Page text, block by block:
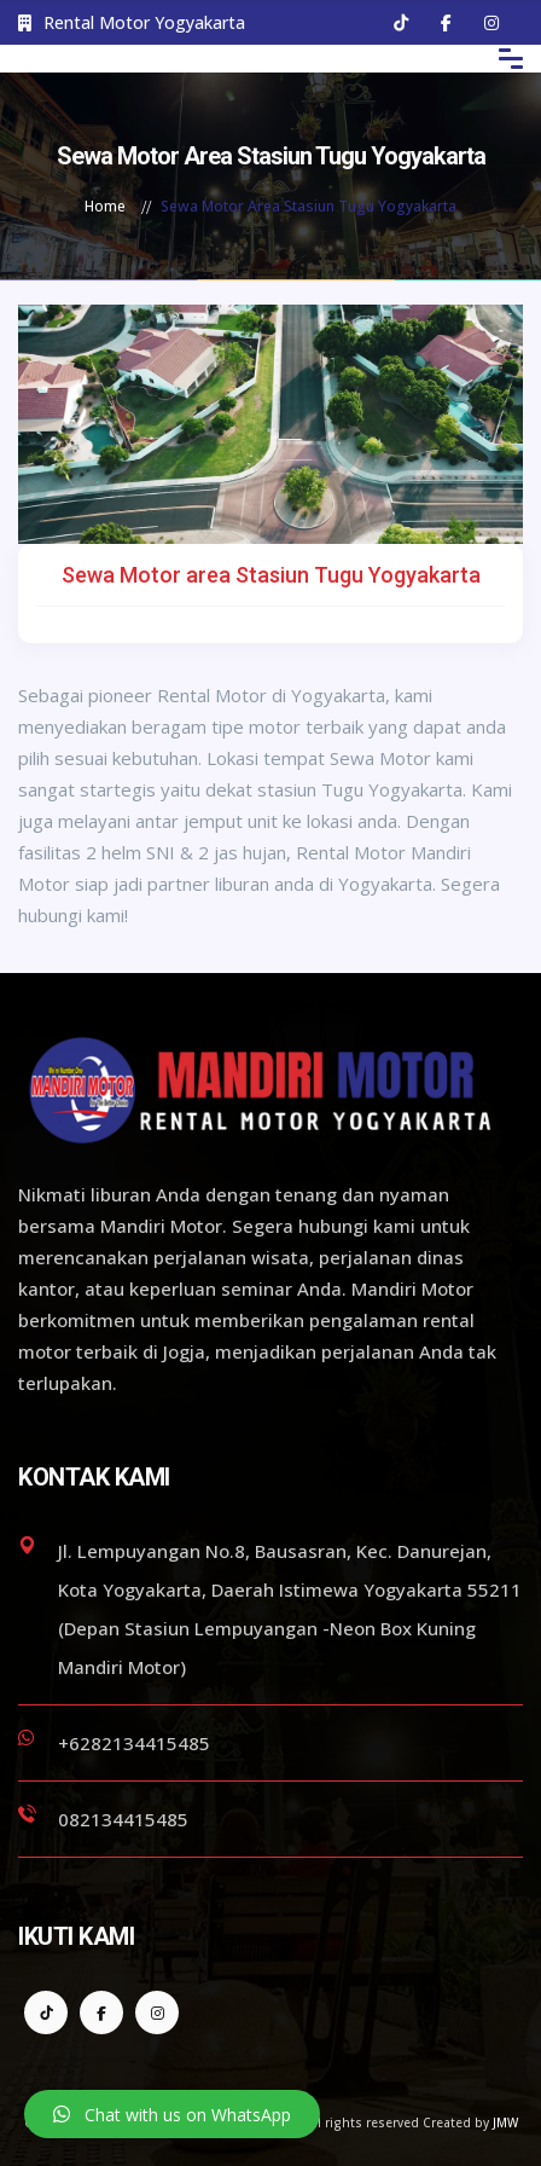
Rental Motor Yogyakarta
Sewa Motor Area Stasiun Tugu Yogyakarta
Home Sewa Motor Area Stasiun Tugu Yogyakarta
Sewa Motor area Stasiun Tugu Yogyakarta
Sebagai pioneer Rental Motor di Yogyakarta, kami
menyediakan beragam tipe motor terbaik yang dapat anda
pilih sesuai kebutuhan. Lokasi tempat Sewa Motor kami
sangat startegis yaitu dekat stasiun Tugu Yogyakarta. Kami
juga melayani antar jemput unit ke lokasi anda. Dengan
fasilitas 2 helm SNI & 2 jas hujan, Rental Motor Mandiri
Motor siap jadi partner liburan anda di Yogyakarta. Segera
hubungi kami!
Nikmati liburan Anda dengan tenang dan nyaman
bersama Mandiri Motor. Segera hubungi kami untuk
merencanakan perjalanan wisata, perjalanan dinas
kantor, atau keperluan seminar Anda. Mandiri Motor
berkomitmen untuk memberikan pengalaman rental
motor terbaik di Jogja, menjadikan perjalanan Anda tak
terlupakan.
KONTAK KAMI
Jl. Lempuyangan No.8, Bausasran, Kec. Danurejan,
Kota Yogyakarta, Daerah Istimewa Yogyakarta 55211
(Depan Stasiun Lempuyangan -Neon Box Kuning
Mandiri Motor)
+6282134415485
082134415485
IKUTI KAMI
Copyright ©2026. Rental Motor Yogyakarta | All rights reserved Created by JMW
Chat with us on WhatsApp